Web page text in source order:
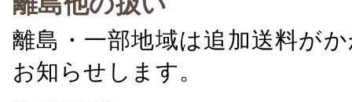
離島・一部地域は追加送料が
お知らせします。